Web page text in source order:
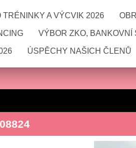
A VÝCVIK 2026
VÝBOR ZKO, BANKOVNÍ
ÚSPĚCHY NAŠICH ČLENŮ